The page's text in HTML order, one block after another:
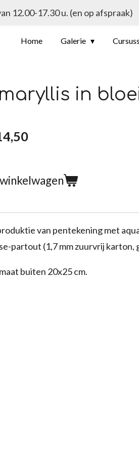
12.00-17.30 u. (en op afspraak)
Home Galerie
in
van pentekening met
partout (1,7 mm zuurvrij karton,
buiten 20x25 cm.